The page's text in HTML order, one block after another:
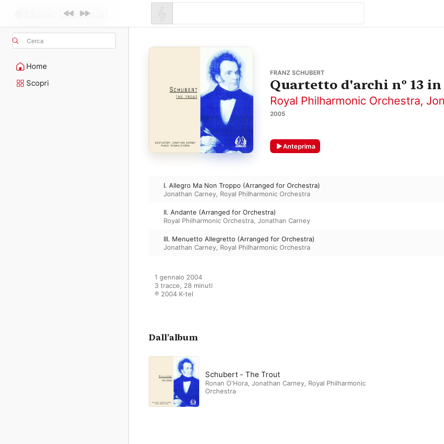
Cerca
Home
Scopri
FRANZ SCHUBERT
Quartetto d'archi nº 13
Royal Philharmonic Orchestra,
2005
Anteprima
I. Allegro Ma Non Troppo (Arranged for Orchestra)
Jonathan Carney, Royal Philharmonic Orchestra
II. Andante (Arranged for Orchestra)
Royal Philharmonic Orchestra, Jonathan Carney
III. Menuetto Allegretto (Arranged for Orchestra)
Jonathan Carney, Royal Philharmonic Orchestra
1 gennaio 2004
3 tracce, 28 minuti
℗ 2004 K-tel
Dall’album
Schubert - The Trout
Ronan O'Hora, Jonathan Carney, Royal Philharmonic
Orchestra